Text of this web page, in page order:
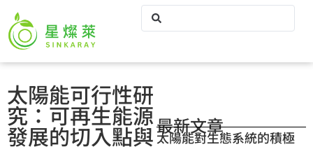
太陽能可行性研
究：可再生能源
發展的切入點與最新文章
太陽能對生態系統的積極